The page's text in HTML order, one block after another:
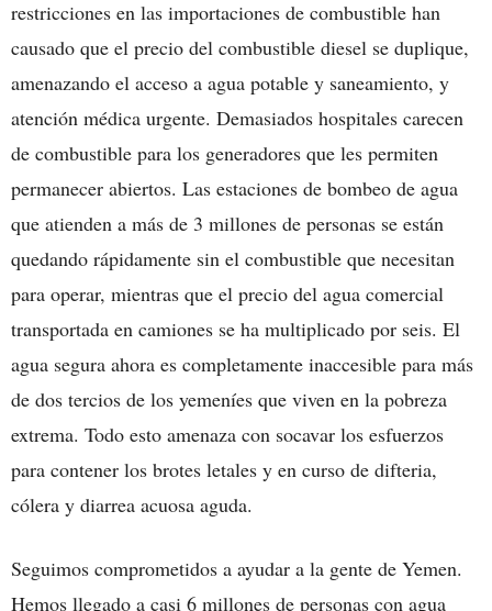
restricciones en las importaciones de combustible han
causado que el precio del combustible diesel se duplique,
amenazando el acceso a agua potable y saneamiento, y
atención médica urgente. Demasiados hospitales carecen
de combustible para los generadores que les permiten
permanecer abiertos. Las estaciones de bombeo de agua
que atienden a más de 3 millones de personas se están
quedando rápidamente sin el combustible que necesitan
para operar, mientras que el precio del agua comercial
transportada en camiones se ha multiplicado por seis. El
agua segura ahora es completamente inaccesible para más
de dos tercios de los yemeníes que viven en la pobreza
extrema. Todo esto amenaza con socavar los esfuerzos
para contener los brotes letales y en curso de difteria,
cólera y diarrea acuosa aguda.
Seguimos comprometidos a ayudar a la gente de Yemen.
Hemos llegado a casi 6 millones de personas con agua